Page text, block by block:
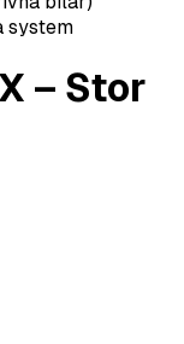
system
– Stor